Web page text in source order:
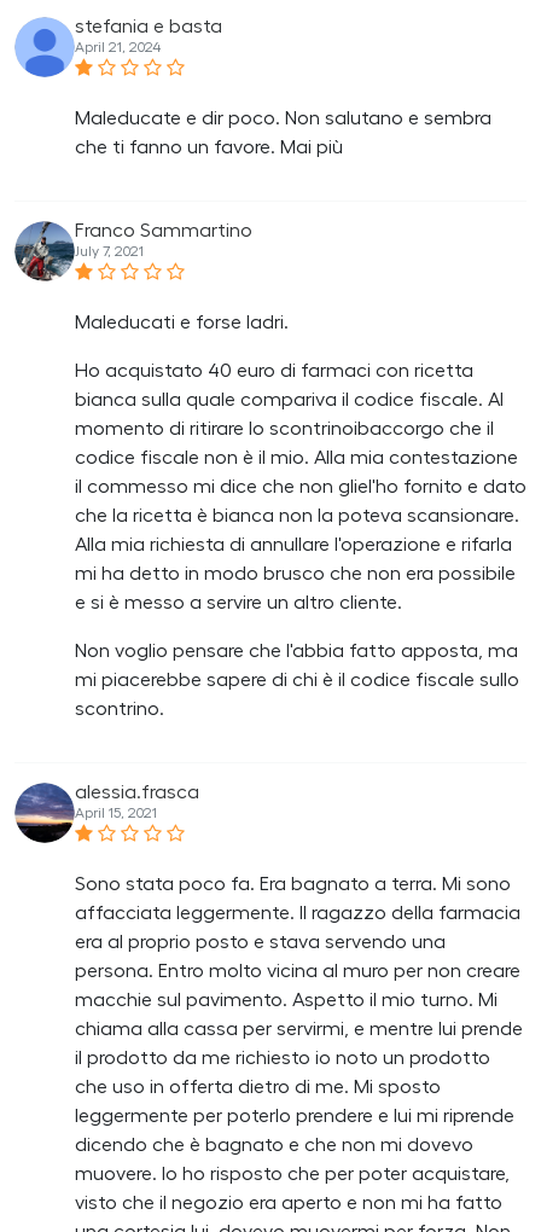
stefania e basta
April 21, 2024
Maleducate e dir poco. Non salutano e sembra
che ti fanno un favore. Mai più
Franco Sammartino
July 7, 2021
Maleducati e forse ladri.
Ho acquistato 40 euro di farmaci con ricetta
bianca sulla quale compariva il codice fiscale. Al
momento di ritirare lo scontrinoibaccorgo che il
codice fiscale non è il mio. Alla mia contestazione
il commesso mi dice che non gliel'ho fornito e dato
che la ricetta è bianca non la poteva scansionare.
Alla mia richiesta di annullare l'operazione e rifarla
mi ha detto in modo brusco che non era possibile
e si è messo a servire un altro cliente.
Non voglio pensare che l'abbia fatto apposta, ma
mi piacerebbe sapere di chi è il codice fiscale sullo
scontrino.
alessia.frasca
April 15, 2021
Sono stata poco fa. Era bagnato a terra. Mi sono
affacciata leggermente. Il ragazzo della farmacia
era al proprio posto e stava servendo una
persona. Entro molto vicina al muro per non creare
macchie sul pavimento. Aspetto il mio turno. Mi
chiama alla cassa per servirmi, e mentre lui prende
il prodotto da me richiesto io noto un prodotto
che uso in offerta dietro di me. Mi sposto
leggermente per poterlo prendere e lui mi riprende
dicendo che è bagnato e che non mi dovevo
muovere. Io ho risposto che per poter acquistare,
visto che il negozio era aperto e non mi ha fatto